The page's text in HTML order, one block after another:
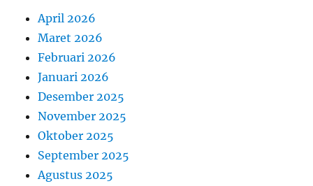
April 2026
Maret 2026
Februari 2026
Januari 2026
Desember 2025
November 2025
Oktober 2025
September 2025
Agustus 2025